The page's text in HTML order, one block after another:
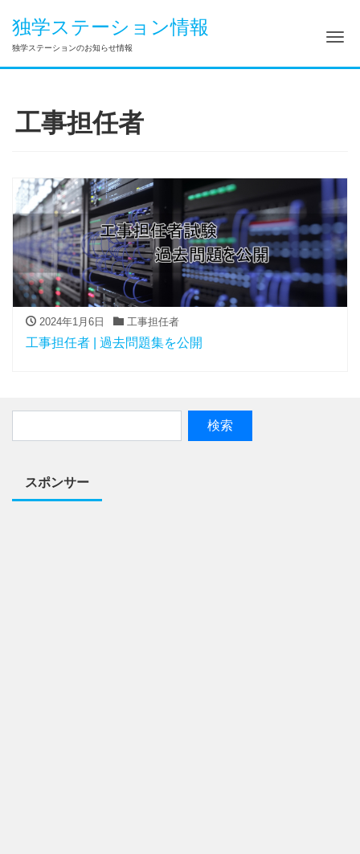
独学ステーション情報
独学ステーションのお知らせ情報
ナ
工事担任者
2024年1月6日 工事担任者
工事担任者 | 過去問題集を公開
スポンサー